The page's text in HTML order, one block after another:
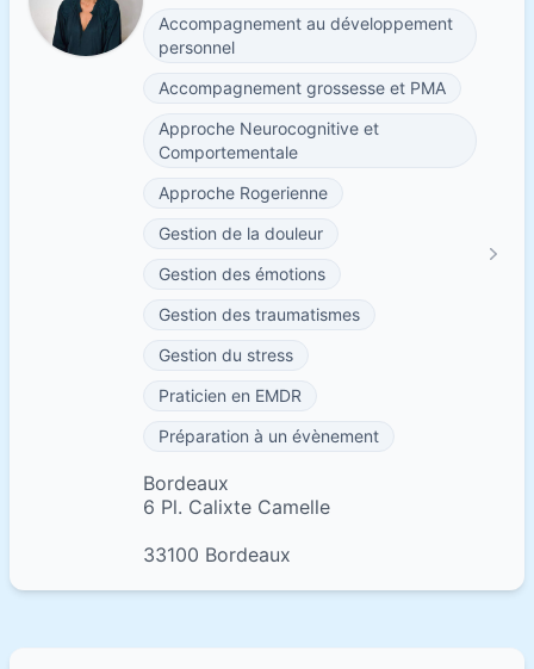
Accompagnement au développement
personnel
Accompagnement grossesse et PMA
Approche Neurocognitive et
Comportementale
Approche Rogerienne
Gestion de la douleur
Gestion des émotions
Gestion des traumatismes
Gestion du stress
Praticien en EMDR
Préparation à un évènement
Bordeaux
6 Pl. Calixte Camelle
33100 Bordeaux